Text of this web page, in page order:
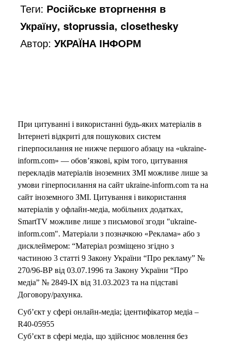
Теги: Російське вторгнення в
Україну, stoprussia, closethesky
Автор:УКРАЇНА ІНФОРМ
При цитуванні і використанні будь-яких матеріалів в
Інтернеті відкриті для пошукових систем
гіперпосилання не нижче першого абзацу на «ukraine-
inform.com» — обов’язкові, крім того, цитування
перекладів матеріалів іноземних ЗМІ можливе лише за
умови гіперпосилання на сайт ukraine-inform.com та на
сайт іноземного ЗМІ. Цитування і використання
матеріалів у офлайн-медіа, мобільних додатках,
SmartTV можливе лише з письмової згоди "ukraine-
inform.com". Матеріали з позначкою «Реклама» або з
дисклеймером: “Матеріал розміщено згідно з
частиною 3 статті 9 Закону України “Про рекламу” №
270/96-ВР від 03.07.1996 та Закону України “Про
медіа” № 2849-IX від 31.03.2023 та на підставі
Договору/рахунка.
Суб’єкт у сфері онлайн-медіа; ідентифікатор медіа –
R40-05955
Суб’єкт в сфері медіа, що здійснює мовлення без